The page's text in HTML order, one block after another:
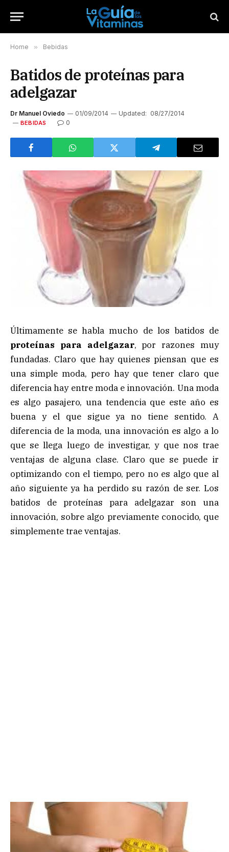
Home » Bebidas
Batidos de proteínas para
adelgazar
Dr Manuel Oviedo 01/09/2014 Updated: 08/27/2014
BEBIDAS 0
Últimamente se habla mucho de los batidos de
proteínas para adelgazar, por razones muy
fundadas. Claro que hay quienes piensan que es
una simple moda, pero hay que tener claro que
diferencia hay entre moda e innovación. Una moda
es algo pasajero, una tendencia que este año es
buena y el que sigue ya no tiene sentido. A
diferencia de la moda, una innovación es algo a lo
que se llega luego de investigar, y que nos trae
ventajas de alguna clase. Claro que se puede ir
optimizando con el tiempo, pero no es algo que al
año siguiente ya ha perdido su razón de ser. Los
batidos de proteínas para adelgazar son una
innovación, sobre algo previamente conocido, que
simplemente trae ventajas.